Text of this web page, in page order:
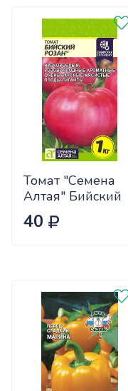
Томат "Семена
Алтая" Бийский
Розан 0,05
40